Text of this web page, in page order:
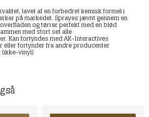
lavet af en forbedret kemisk formel i
på markedet. Sprayes jævnt gennem en
og tørrer perfekt med en blød
med stort set alle
Kan fortyndes med AK-Interactives
eller fortynder fra andre producenter
vinyl)